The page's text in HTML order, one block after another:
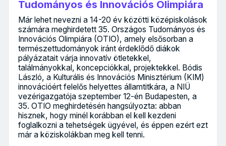
Tudományos és Innovációs Olimpiára
Már lehet nevezni a 14-20 év közötti középiskolások
számára meghirdetett 35. Országos Tudományos és
Innovációs Olimpiára (OTIO), amely elsősorban a
természettudományok iránt érdeklődő diákok
pályázatait várja innovatív ötletekkel,
találmányokkal, koncepciókkal, projektekkel. Bódis
László, a Kulturális és Innovációs Minisztérium (KIM)
innovációért felelős helyettes államtitkára, a NIÜ
vezérigazgatója szeptember 12-én Budapesten, a
35. OTIO meghirdetésén hangsúlyozta: abban
hisznek, hogy minél korábban el kell kezdeni
foglalkozni a tehetségek ügyével, és éppen ezért ezt
már a köziskolákban meg kell tenni.